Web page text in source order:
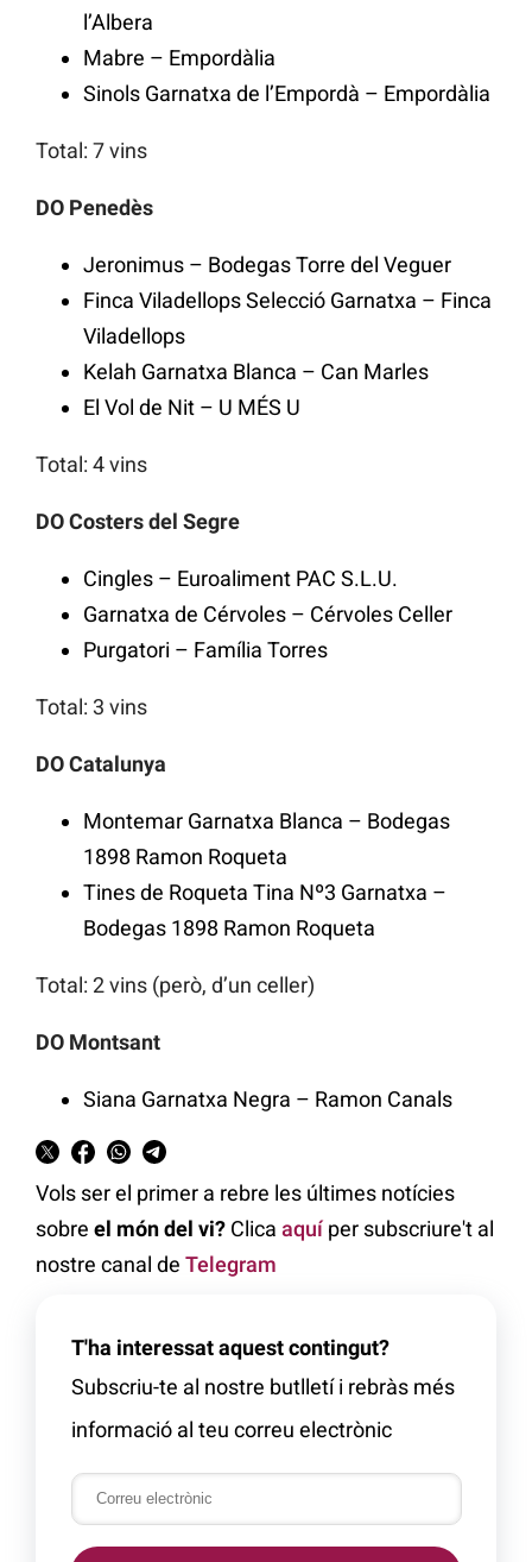
l’Albera
Mabre – Empordàlia
Sinols Garnatxa de l’Empordà – Empordàlia
Total: 7 vins
DO Penedès
Jeronimus – Bodegas Torre del Veguer
Finca Viladellops Selecció Garnatxa – Finca
Viladellops
Kelah Garnatxa Blanca – Can Marles
El Vol de Nit – U MÉS U
Total: 4 vins
DO Costers del Segre
Cingles – Euroaliment PAC S.L.U.
Garnatxa de Cérvoles – Cérvoles Celler
Purgatori – Família Torres
Total: 3 vins
DO Catalunya
Montemar Garnatxa Blanca – Bodegas
1898 Ramon Roqueta
Tines de Roqueta Tina Nº3 Garnatxa –
Bodegas 1898 Ramon Roqueta
Total: 2 vins (però, d’un celler)
DO Montsant
Siana Garnatxa Negra – Ramon Canals
Vols ser el primer a rebre les últimes notícies
sobre el món del vi? Clica aquíper subscriure't al
nostre canal de Telegram
T'ha interessat aquest contingut?
Subscriu-te al nostre butlletí i rebràs més
informació al teu correu electrònic